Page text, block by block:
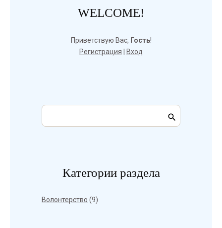
WELCOME!
Приветствую Вас, Гость!
Регистрация
Вход
Категории раздела
Волонтерство (9)